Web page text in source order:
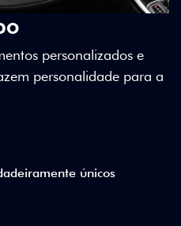
personalizados e
personalidade para a